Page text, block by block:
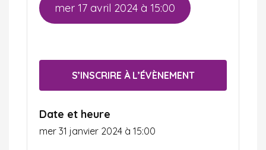
mer 17 avril 2024 à 15:00
S’INSCRIRE À L’ÉVÈNEMENT
Date et heure
mer 31 janvier 2024 à 15:00